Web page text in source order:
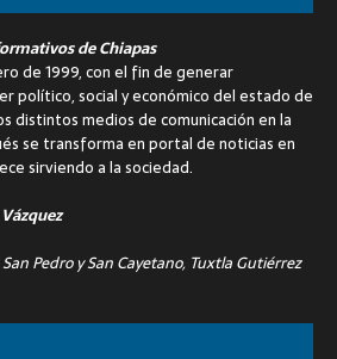
de Chiapas
de 1999, con el fin de generar
político, social y económico del estado de
distintos medios de comunicación en la
se transforma en portal de noticias en
sirviendo a la sociedad.
Pedro y San Cayetano, Tuxtla Gutiérrez